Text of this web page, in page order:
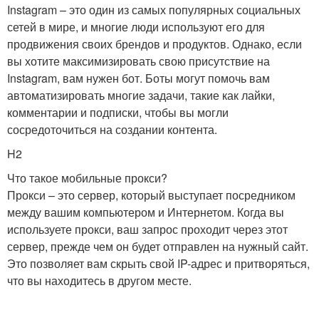
Instagram – это один из самых популярных социальных
сетей в мире, и многие люди используют его для
продвижения своих брендов и продуктов. Однако, если
вы хотите максимизировать свою присутствие на
Instagram, вам нужен бот. Боты могут помочь вам
автоматизировать многие задачи, такие как лайки,
комментарии и подписки, чтобы вы могли
сосредоточиться на создании контента.
H2
Что такое мобильные прокси?
Прокси – это сервер, который выступает посредником
между вашим компьютером и Интернетом. Когда вы
используете прокси, ваш запрос проходит через этот
сервер, прежде чем он будет отправлен на нужный сайт.
Это позволяет вам скрыть свой IP-адрес и притворяться,
что вы находитесь в другом месте.